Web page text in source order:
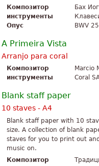
Композитор
Бах
инструменты
Опус
BWV
A Primeira Vista
Arranjo para coral
Композитор
Marcio
инструменты
Coral
Blank staff paper
10 staves - A4
Blank staff paper with 10
size. A collection of blank
staves for you to print out
music on.
Композитор